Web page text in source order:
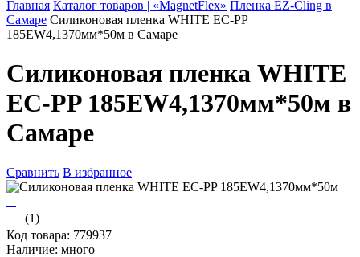
Главная Каталог товаров | «MagnetFlex» Пленка EZ-Cling в
Самаре Силиконовая пленка WHITE EC-PP
185EW4,1370мм*50м в Самаре
Силиконовая пленка WHITE
EC-PP 185EW4,1370мм*50м в
Самаре
Сравнить В избранное
(1)
Код товара: 779937
Наличие: много